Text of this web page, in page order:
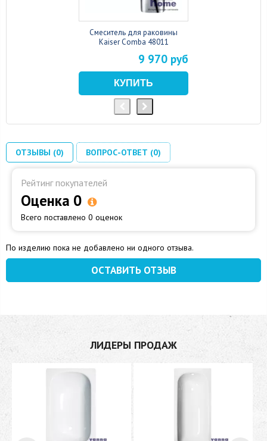
Смеситель для раковины
Kaiser Comba 48011
9 970 руб
ОТЗЫВЫ (0) ВОПРОС-ОТВЕТ (0)
Рейтинг покупателей
Оценка 0
Всего поставлено 0 оценок
По изделию пока не добавлено ни одного отзыва.
ОСТАВИТЬ ОТЗЫВ
ЛИДЕРЫ ПРОДАЖ